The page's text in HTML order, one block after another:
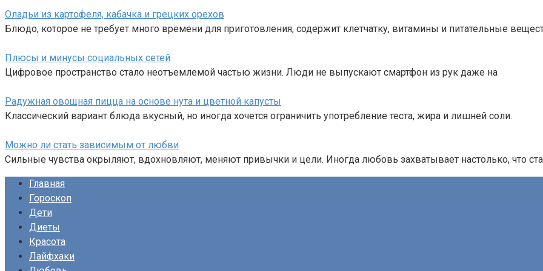
Оладьи из картофеля, кабачка и грецких орехов
Блюдо, которое не требует много времени для приготовления, содержит клетчатку, витамины и питательные
Плюсы и минусы социальных сетей
Цифровое пространство стало неотъемлемой частью жизни. Люди не выпускают смартфон из рук даже на
Радужная овощная пицца на основе нута и цветной капусты
Классический вариант блюда вкусный, но иногда хочется ограничить употребление теста, жира и лишней соли.
Можно ли стать зависимым от любви
Сильные чувства окрыляют, вдохновляют, меняют привычки и цели. Иногда любовь захватывает настолько, что
Главная
Гороскоп
Дети
Диеты
Красота
Лайфхаки